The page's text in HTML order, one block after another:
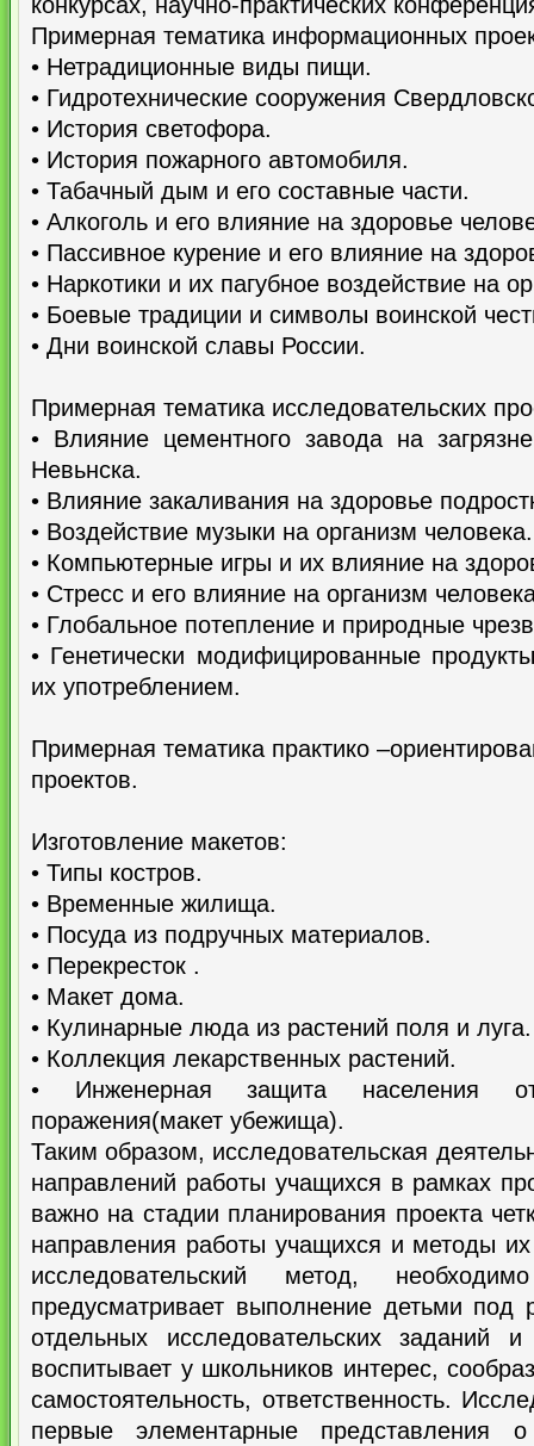
Примерная тематика информационных
• Нетрадиционные виды пищи.
• Гидротехнические сооружения
• История светофора.
• История пожарного автомобиля.
• Табачный дым и его составные части.
• Алкоголь и его влияние на здоровье
• Пассивное курение и его влияние на
• Наркотики и их пагубное воздействие на
• Боевые традиции и символы воинской
• Дни воинской славы России.
Примерная тематика исследовательских
• Влияние цементного завода на
Невьнска.
• Влияние закаливания на здоровье
• Воздействие музыки на организм человека.
• Компьютерные игры и их влияние на
• Стресс и его влияние на организм
• Глобальное потепление и природные
• Генетически модифицированные
их употреблением.
Примерная тематика практико
проектов.
Изготовление макетов:
• Типы костров.
• Временные жилища.
• Посуда из подручных материалов.
• Перекресток .
• Макет дома.
• Кулинарные люда из растений поля и луга.
• Коллекция лекарственных растений.
• Инженерная защита населения
поражения(макет убежища).
Таким образом, исследовательская
направлений работы учащихся в рамках
важно на стадии планирования проекта
направления работы учащихся и методы
исследовательский метод,
предусматривает выполнение детьми под
отдельных исследовательских заданий
воспитывает у школьников интерес,
самостоятельность, ответственность.
первые элементарные представления